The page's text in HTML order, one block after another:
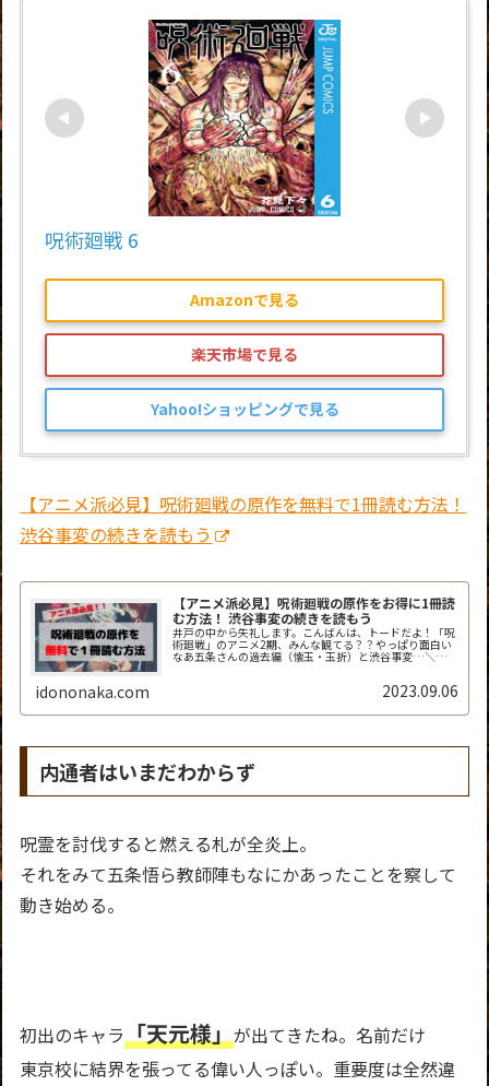
呪術廻戦 6
Amazonで見る
楽天市場で見る
Yahoo!ショッピングで見る
【アニメ派必見】呪術廻戦の原作を無料で1冊読む方法！
渋谷事変の続きを読もう
【アニメ派必見】呪術廻戦の原作をお得に1冊読
む方法！ 渋谷事変の続きを読もう
井戸の中から失礼します。こんばんは、トードだよ！「呪
術廻戦」のアニメ2期、みんな観てる？？やっぱり面白い
なあ五条さんの過去編（懐玉・玉折）と渋谷事変…＼
idononaka.com 2023.09.06
内通者はいまだわからず
呪霊を討伐すると燃える札が全炎上。
それをみて五条悟ら教師陣もなにかあったことを察して
動き始める。
初出のキャラ 「天元様」が出てきたね。名前だけ
東京校に結界を張ってる偉い人っぽい。重要度は全然違